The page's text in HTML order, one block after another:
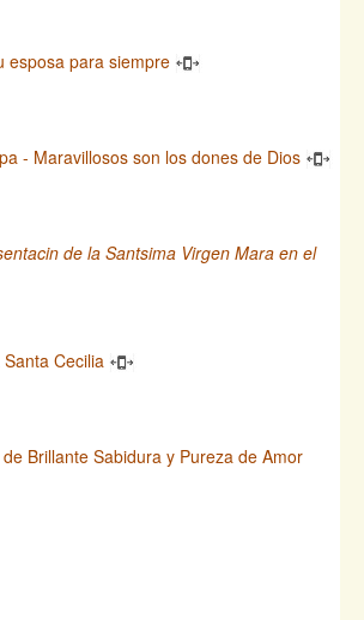
esposa para siempre
- Maravillosos son los dones de Dios
de la Santsima Virgen Mara en el
Cecilia
Brillante Sabidura y Pureza de Amor